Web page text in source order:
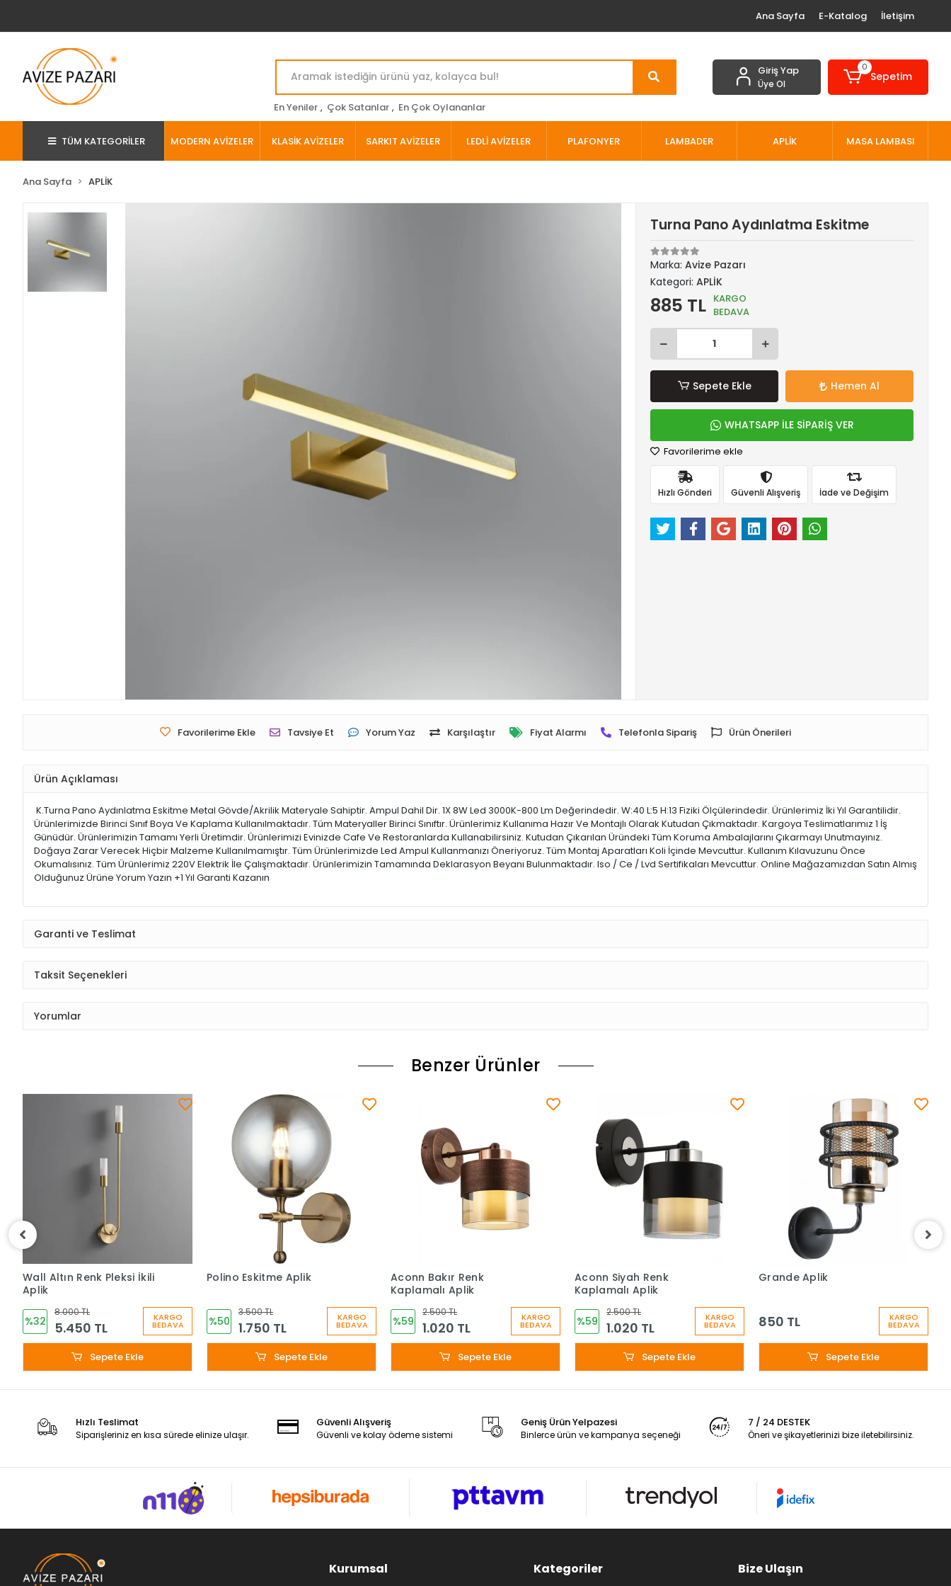
Ana Sayfa E-Katalog İletişim
En Yeniler , Çok Satanlar , En Çok Oylananlar
Giriş Yap
Üye Ol
0
Sepetim
TÜM KATEGORİLER MODERN AVİZELER KLASİK AVİZELER SARKIT AVİZELER LEDLİ AVİZELER PLAFONYER LAMBADER APLİK MASA LAMBASI
Ana Sayfa APLİK
Turna Pano Aydınlatma Eskitme
Marka:Avize Pazarı
Kategori:APLİK
885 TL KARGO
BEDAVA
Sepete Ekle Hemen Al
WHATSAPP İLE SİPARİŞ VER
Favorilerime ekle
Hızlı Gönderi Güvenli Alışveriş İade ve Değişim
Favorilerime Ekle Tavsiye Et Yorum Yaz Karşılaştır Fiyat Alarmı Telefonla Sipariş Ürün Önerileri
Ürün Açıklaması
K.Turna Pano Aydınlatma Eskitme Metal Gövde/Akrilik Materyale Sahiptir. Ampul Dahil Dir. 1X 8W Led 3000K-800 Lm Değerindedir. W:40 L:5 H:13 Fiziki Ölçülerindedir. Ürünlerimiz İki Yıl Garantilidir.
Ürünlerimizde Birinci Sınıf Boya Ve Kaplama Kullanılmaktadır. Tüm Materyaller Birinci Sınıftır. Ürünlerimiz Kullanıma Hazır Ve Montajlı Olarak Kutudan Çıkmaktadır. Kargoya Teslimatlarımız 1 İş
Günüdür. Ürünlerimizin Tamamı Yerli Üretimdir. Ürünlerimizi Evinizde Cafe Ve Restoranlarda Kullanabilirsiniz. Kutudan Çıkarılan Üründeki Tüm Koruma Ambalajlarını Çıkarmayı Unutmayınız.
Doğaya Zarar Verecek Hiçbir Malzeme Kullanılmamıştır. Tüm Ürünlerimizde Led Ampul Kullanmanızı Öneriyoruz. Tüm Montaj Aparatları Koli İçinde Mevcuttur. Kullanım Kılavuzunu Önce
Okumalısınız. Tüm Ürünlerimiz 220V Elektrik İle Çalışmaktadır. Ürünlerimizin Tamamında Deklarasyon Beyanı Bulunmaktadır. Iso / Ce / Lvd Sertifikaları Mevcuttur. Online Mağazamızdan Satın Almış
Olduğunuz Ürüne Yorum Yazın +1 Yıl Garanti Kazanın
Garanti ve Teslimat
Taksit Seçenekleri
Yorumlar
Benzer Ürünler
Wall Altın Renk Pleksi İkili
Aplik
%32
8.000 TL
5.450 TL
KARGO
BEDAVA
Sepete Ekle
Polino Eskitme Aplik
%50
3.500 TL
1.750 TL
KARGO
BEDAVA
Sepete Ekle
Aconn Bakır Renk
Kaplamalı Aplik
%59
2.500 TL
1.020 TL
KARGO
BEDAVA
Sepete Ekle
Aconn Siyah Renk
Kaplamalı Aplik
%59
2.500 TL
1.020 TL
KARGO
BEDAVA
Sepete Ekle
Grande Aplik
850 TL KARGO
BEDAVA
Sepete Ekle
Hızlı Teslimat
Siparişleriniz en kısa sürede elinize ulaşır.
Güvenli Alışveriş
Güvenli ve kolay ödeme sistemi
Geniş Ürün Yelpazesi
Binlerce ürün ve kampanya seçeneği
7 / 24 DESTEK
Öneri ve şikayetlerinizi bize iletebilirsiniz.
Kurumsal Kategoriler Bize Ulaşın